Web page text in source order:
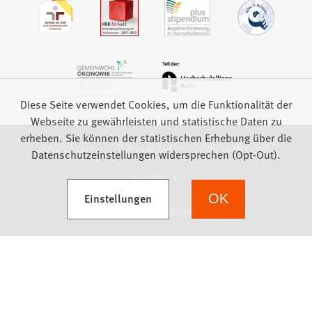
Impressum Datenschutz
Barrierefreiheit
Feedback
Diese Seite verwendet Cookies, um die Funktionalität der
Webseite zu gewährleisten und statistische Daten zu
erheben. Sie können der statistischen Erhebung über die
Datenschutzeinstellungen widersprechen (Opt-Out).
Einstellungen
(Öffnet in einem neuen Tab) OK